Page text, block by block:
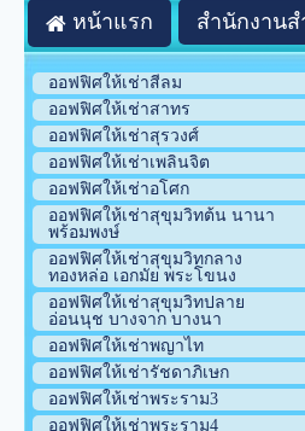
หน้าแรก สำนักงานส
ออฟฟิศให้เช่าสีลม
ออฟฟิศให้เช่าสาทร
ออฟฟิศให้เช่าสุรวงศ์
ออฟฟิศให้เช่าเพลินจิต
ออฟฟิศให้เช่าอโศก
ออฟฟิศให้เช่าสุขุมวิทต้น นานา
พร้อมพงษ์
ออฟฟิศให้เช่าสุขุมวิทกลาง
ทองหล่อ เอกมัย พระโขนง
ออฟฟิศให้เช่าสุขุมวิทปลาย
อ่อนนุช บางจาก บางนา
ออฟฟิศให้เช่าพญาไท
ออฟฟิศให้เช่ารัชดาภิเษก
ออฟฟิศให้เช่าพระราม3
ออฟฟิศให้เช่าพระราม4